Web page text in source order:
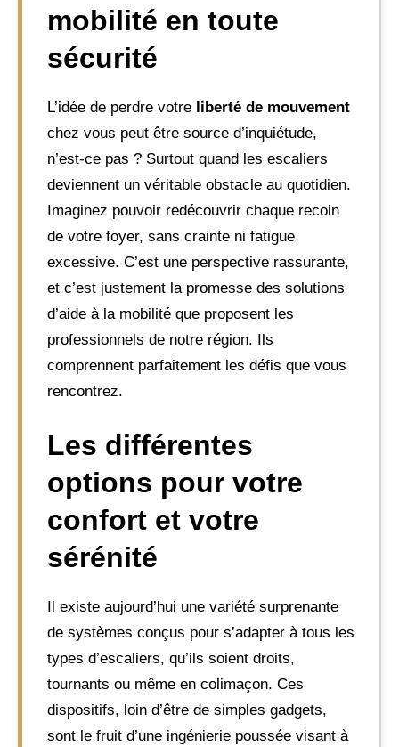
mobilité en toute
sécurité
L’idée de perdre votre liberté de mouvement
chez vous peut être source d’inquiétude,
n’est-ce pas ? Surtout quand les escaliers
deviennent un véritable obstacle au quotidien.
Imaginez pouvoir redécouvrir chaque recoin
de votre foyer, sans crainte ni fatigue
excessive. C’est une perspective rassurante,
et c’est justement la promesse des solutions
d’aide à la mobilité que proposent les
professionnels de notre région. Ils
comprennent parfaitement les défis que vous
rencontrez.
Les différentes
options pour votre
confort et votre
sérénité
Il existe aujourd’hui une variété surprenante
de systèmes conçus pour s’adapter à tous les
types d’escaliers, qu’ils soient droits,
tournants ou même en colimaçon. Ces
dispositifs, loin d’être de simples gadgets,
sont le fruit d’une ingénierie poussée visant à